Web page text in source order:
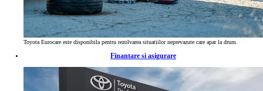
Toyota Eurocare este disponibila pentru rezolvarea situatiilor neprevazute care apar la drum.
Finantare si asigurare